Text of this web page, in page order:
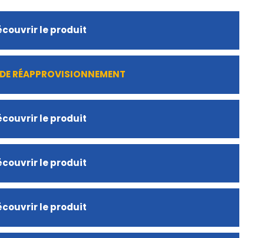
le produit
RÉAPPROVISIONNEMENT
le produit
le produit
le produit